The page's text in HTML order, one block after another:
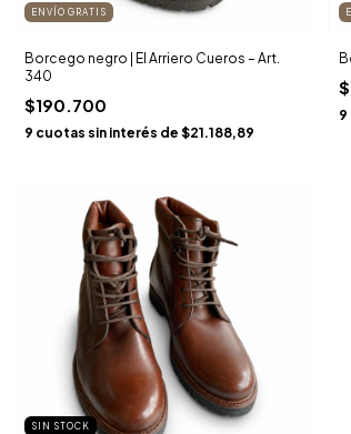
ENVÍO GRATIS
Borcego negro | El Arriero Cueros – Art.
340
$190.700
9 cuotas sin interés de $21.188,89
9
SIN STOCK